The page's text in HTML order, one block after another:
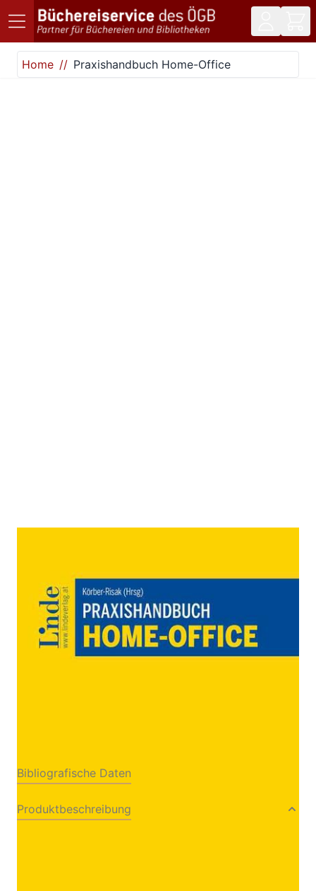
Direkt zum Inhalt
Home
Praxishandbuch Home-Office
Zur Wunschliste hinzufügen
Verlag: Linde Verlag
30.04.2021
Bibliografische Daten
Produktbeschreibung